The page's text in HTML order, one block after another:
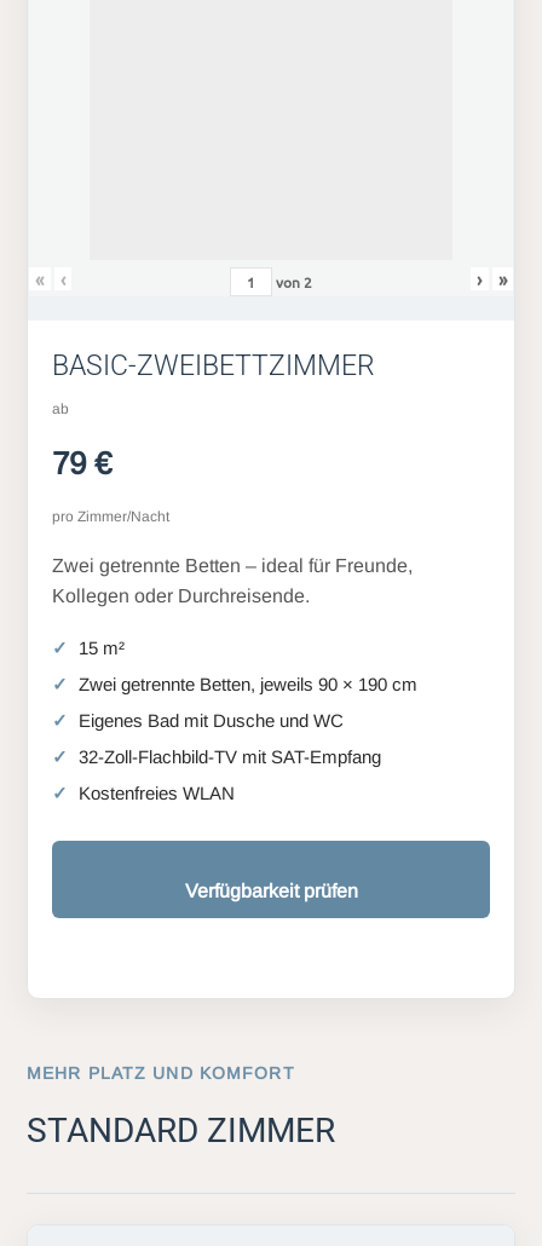
« ‹ von 2 › »
BASIC-ZWEIBETTZIMMER
ab
79 €
pro Zimmer/Nacht
Zwei getrennte Betten – ideal für Freunde,
Kollegen oder Durchreisende.
15 m²
Zwei getrennte Betten, jeweils 90 × 190 cm
Eigenes Bad mit Dusche und WC
32-Zoll-Flachbild-TV mit SAT-Empfang
Kostenfreies WLAN
Verfügbarkeit prüfen
MEHR PLATZ UND KOMFORT
STANDARD ZIMMER